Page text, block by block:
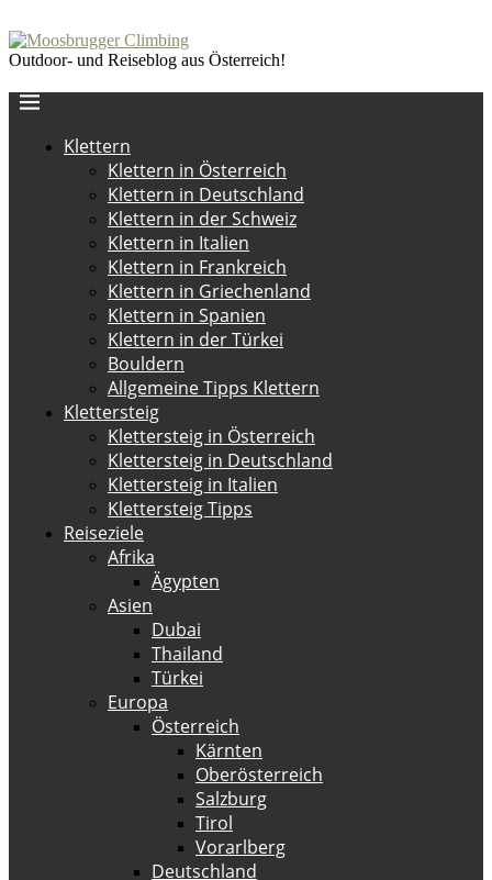
Outdoor- und Reiseblog aus Österreich!
Klettern
Klettern in Österreich
Klettern in Deutschland
Klettern in der Schweiz
Klettern in Italien
Klettern in Frankreich
Klettern in Griechenland
Klettern in Spanien
Klettern in der Türkei
Bouldern
Allgemeine Tipps Klettern
Klettersteig
Klettersteig in Österreich
Klettersteig in Deutschland
Klettersteig in Italien
Klettersteig Tipps
Reiseziele
Afrika
Ägypten
Asien
Dubai
Thailand
Türkei
Europa
Österreich
Kärnten
Oberösterreich
Salzburg
Tirol
Vorarlberg
Deutschland